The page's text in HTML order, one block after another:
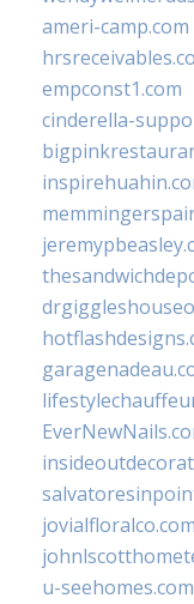
ameri-camp.com
empconst1.com
cinderella-
jovialfloralco.com
u-seehomes.com